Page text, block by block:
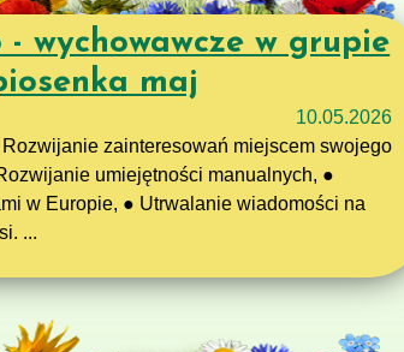
wychowawcze w grupie
maj
10.05.2026
zainteresowań miejscem swojego
umiejętności manualnych, ●
w Europie, ● Utrwalanie wiadomości na
...